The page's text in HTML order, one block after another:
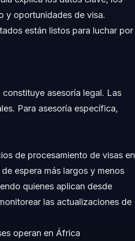
del Norte y Florida
y oportunidades de visa.
están listos para luchar por
asesoría legal. Las
Para asesoría específica,
de procesamiento de visas en
espera más largos y menos
quienes aplican desde
las actualizaciones de
operan en África